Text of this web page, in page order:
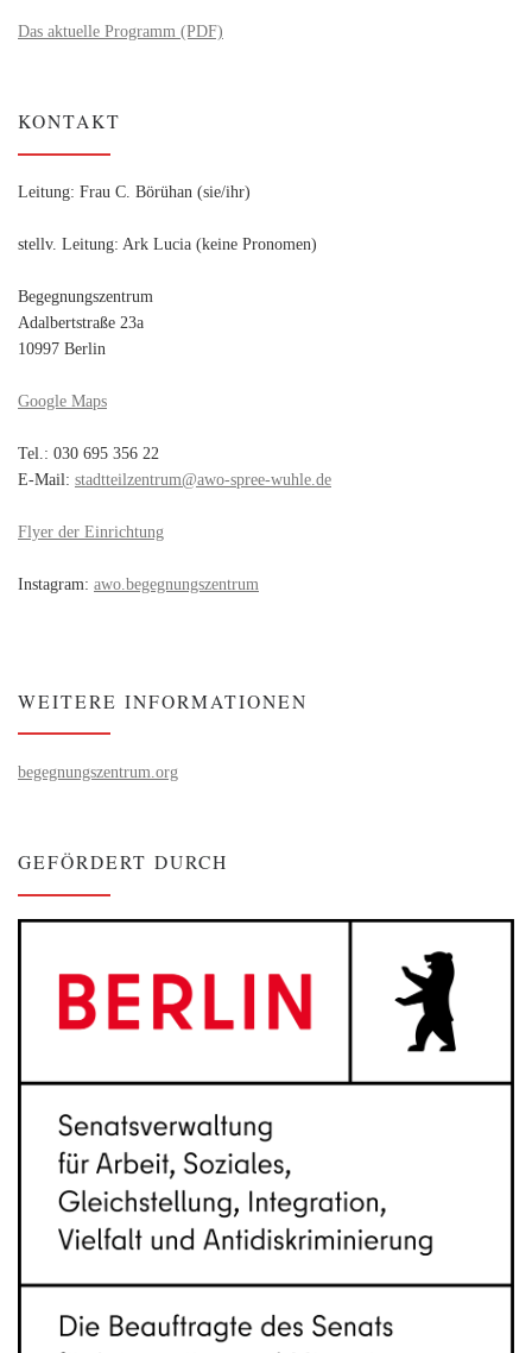
Das aktuelle Programm (PDF)
KONTAKT
Leitung: Frau C. Börühan (sie/ihr)
stellv. Leitung: Ark Lucia (keine Pronomen)
Begegnungszentrum
Adalbertstraße 23a
10997 Berlin
Google Maps
Tel.: 030 695 356 22
E-Mail: stadtteilzentrum@awo-spree-wuhle.de
Flyer der Einrichtung
Instagram: awo.begegnungszentrum
WEITERE INFORMATIONEN
begegnungszentrum.org
GEFÖRDERT DURCH